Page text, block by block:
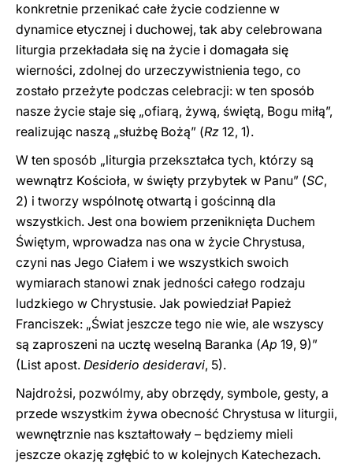
konkretnie przenikać całe życie codzienne w
dynamice etycznej i duchowej, tak aby celebrowana
liturgia przekładała się na życie i domagała się
wierności, zdolnej do urzeczywistnienia tego, co
zostało przeżyte podczas celebracji: w ten sposób
nasze życie staje się „ofiarą, żywą, świętą, Bogu miłą”,
realizując naszą „służbę Bożą” (Rz 12, 1).
W ten sposób „liturgia przekształca tych, którzy są
wewnątrz Kościoła, w święty przybytek w Panu” (SC,
2) i tworzy wspólnotę otwartą i gościnną dla
wszystkich. Jest ona bowiem przeniknięta Duchem
Świętym, wprowadza nas ona w życie Chrystusa,
czyni nas Jego Ciałem i we wszystkich swoich
wymiarach stanowi znak jedności całego rodzaju
ludzkiego w Chrystusie. Jak powiedział Papież
Franciszek: „Świat jeszcze tego nie wie, ale wszyscy
są zaproszeni na ucztę weselną Baranka (Ap 19, 9)”
(List apost. Desiderio desideravi, 5).
Najdrożsi, pozwólmy, aby obrzędy, symbole, gesty, a
przede wszystkim żywa obecność Chrystusa w liturgii,
wewnętrznie nas kształtowały – będziemy mieli
jeszcze okazję zgłębić to w kolejnych Katechezach.